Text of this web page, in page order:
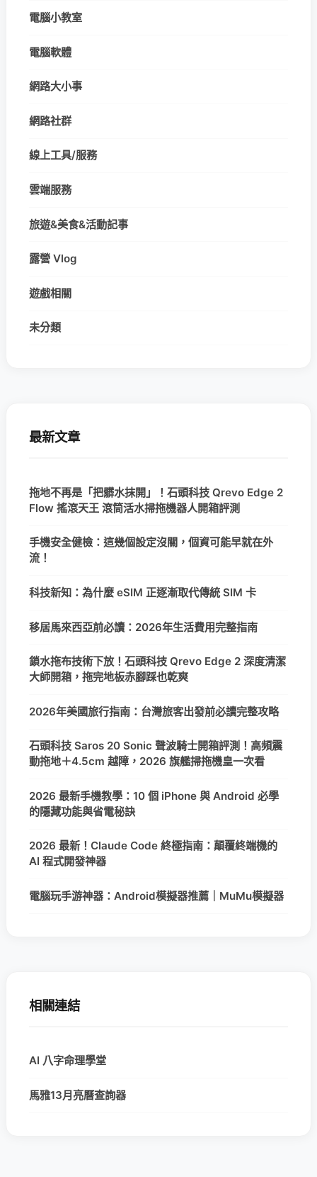
電腦小教室
電腦軟體
網路大小事
網路社群
線上工具/服務
雲端服務
旅遊&美食&活動記事
露營 Vlog
遊戲相關
未分類
最新文章
拖地不再是「把髒水抹開」！石頭科技 Qrevo Edge 2
Flow 搖滾天王 滾筒活水掃拖機器人開箱評測
手機安全健檢：這幾個設定沒關，個資可能早就在外
流！
科技新知：為什麼 eSIM 正逐漸取代傳統 SIM 卡
移居馬來西亞前必讀：2026年生活費用完整指南
鎖水拖布技術下放！石頭科技 Qrevo Edge 2 深度清潔
大師開箱，拖完地板赤腳踩也乾爽
2026年美國旅行指南：台灣旅客出發前必讀完整攻略
石頭科技 Saros 20 Sonic 聲波騎士開箱評測！高頻震
動拖地＋4.5cm 越障，2026 旗艦掃拖機皇一次看
2026 最新手機教學：10 個 iPhone 與 Android 必學
的隱藏功能與省電秘訣
2026 最新！Claude Code 終極指南：顛覆終端機的
AI 程式開發神器
電腦玩手游神器：Android模擬器推薦｜MuMu模擬器
相關連結
AI 八字命理學堂
馬雅13月亮曆查詢器